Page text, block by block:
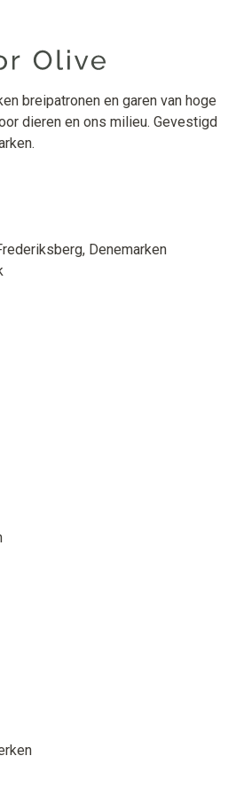
breipatronen en garen van hoge
dieren en ons milieu. Gevestigd
Denemarken